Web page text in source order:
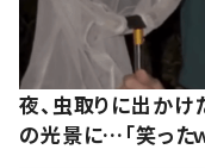
夜、虫取りに出か
の光景に…「笑ったｗ